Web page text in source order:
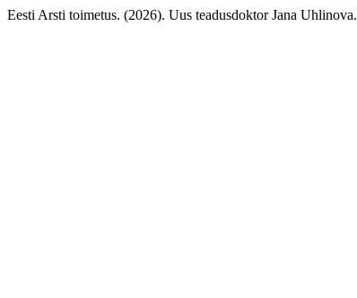
Eesti Arsti toimetus. (2026). Uus teadusdoktor Jana Uhlinova.